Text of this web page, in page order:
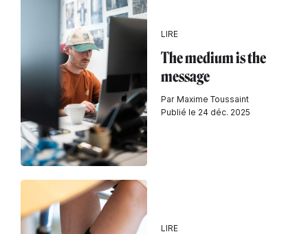
LIRE
The medium is the
message
Par Maxime Toussaint
Publié le 24 déc. 2025
LIRE